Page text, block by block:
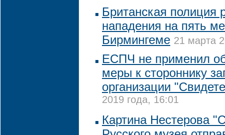
Британская полиция
нападения на пять
Бирмингеме 21 марта
ЕСПЧ не применил
меры к стороннику
организации
2019 года, 16:01
Картина Нестерова